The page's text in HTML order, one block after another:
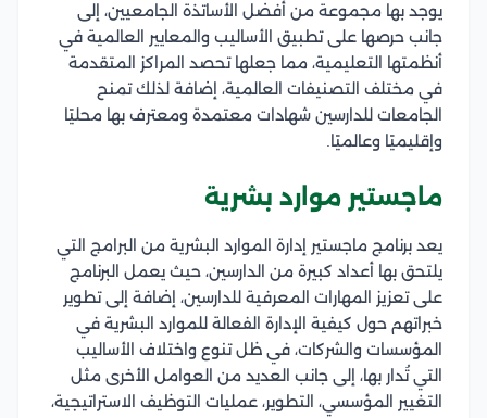
يوجد بها مجموعة من أفضل الأساتذة الجامعيين، إلى
جانب حرصها على تطبيق الأساليب والمعايير العالمية في
أنظمتها التعليمية، مما جعلها تحصد المراكز المتقدمة
في مختلف التصنيفات العالمية، إضافة لذلك تمنح
الجامعات للدارسين شهادات معتمدة ومعترف بها محليًا
وإقليميًا وعالميًا.
ماجستير موارد بشرية
يعد برنامج ماجستير إدارة الموارد البشرية من البرامج التي
يلتحق بها أعداد كبيرة من الدارسين، حيث يعمل البرنامج
على تعزيز المهارات المعرفية للدارسين، إضافة إلى تطوير
خبراتهم حول كيفية الإدارة الفعالة للموارد البشرية في
المؤسسات والشركات، في ظل تنوع واختلاف الأساليب
التي تُدار بها، إلى جانب العديد من العوامل الأخرى مثل
التغيير المؤسسي، التطوير، عمليات التوظيف الاستراتيجية،